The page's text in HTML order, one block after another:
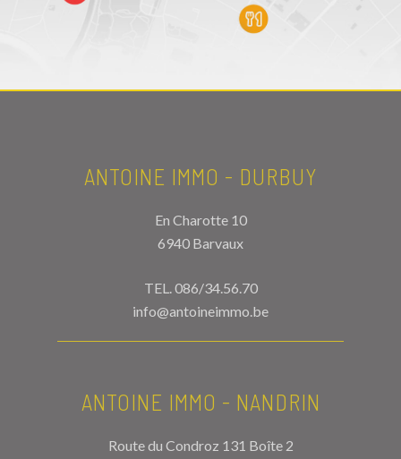
ANTOINE IMMO - DURBUY
En Charotte 10
6940 Barvaux
TEL.086/34.56.70
info@antoineimmo.be
ANTOINE IMMO - NANDRIN
Route du Condroz 131 Boîte 2